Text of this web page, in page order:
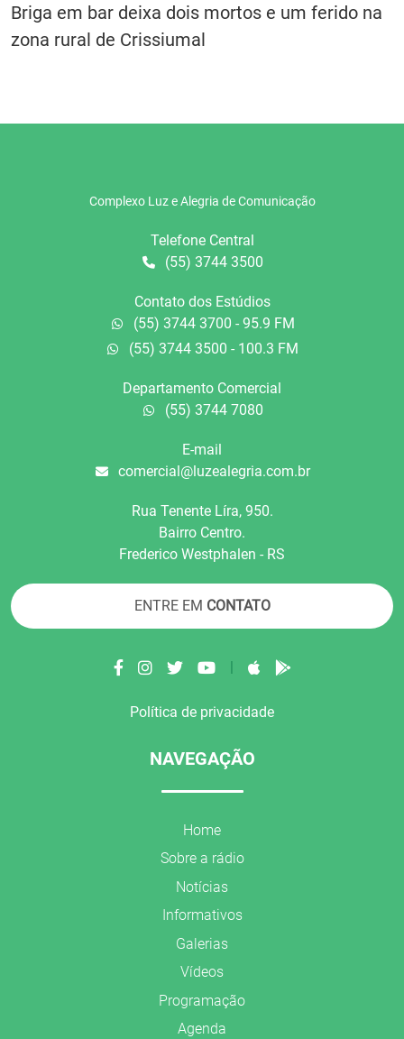
Briga em bar deixa dois mortos e um ferido na
zona rural de Crissiumal
Complexo Luz e Alegria de Comunicação
Telefone Central
(55) 3744 3500
Contato dos Estúdios
(55) 3744 3700 - 95.9 FM
(55) 3744 3500 - 100.3 FM
Departamento Comercial
(55) 3744 7080
E-mail
comercial@luzealegria.com.br
Rua Tenente Líra, 950.
Bairro Centro.
Frederico Westphalen - RS
ENTRE EM CONTATO
|
Política de privacidade
NAVEGAÇÃO
Home
Sobre a rádio
Notícias
Informativos
Galerias
Vídeos
Programação
Agenda